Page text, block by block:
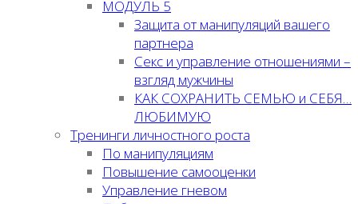
МОДУЛЬ 5
Защита от манипуляций вашего
партнера
Секс и управление отношениями –
взгляд мужчины
КАК СОХРАНИТЬ СЕМЬЮ и СЕБЯ…
ЛЮБИМУЮ
Тренинги личностного роста
По манипуляциям
Повышение самооценки
Управление гневом